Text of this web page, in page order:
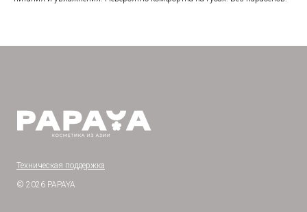
Техническая поддержка
© 2026 PAPAYA